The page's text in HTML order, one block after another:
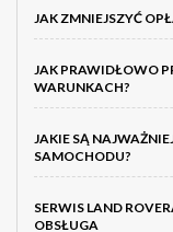
JAK ZMNIEJSZYĆ
JAK PRAWIDŁOWO
WARUNKACH?
JAKIE SĄ
SAMOCHODU?
SERWIS LAND
OBSŁUGA